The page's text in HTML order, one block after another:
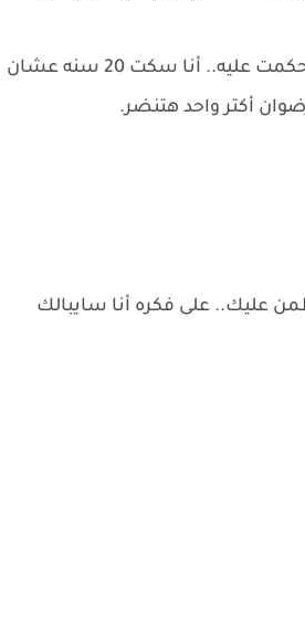
_ميرفت بتوعد.. اللي عايش ده أنا هحسر قلبك عليه وأنته يا رضوان اللي حكمت عليه.. أنا سكت 20 سنه عشان
أكتر واحد هتنضر.
عليك.. على فكره أنا سايبالك